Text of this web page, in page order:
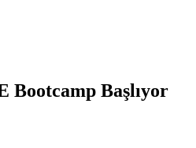
Bootcamp Başlıyor